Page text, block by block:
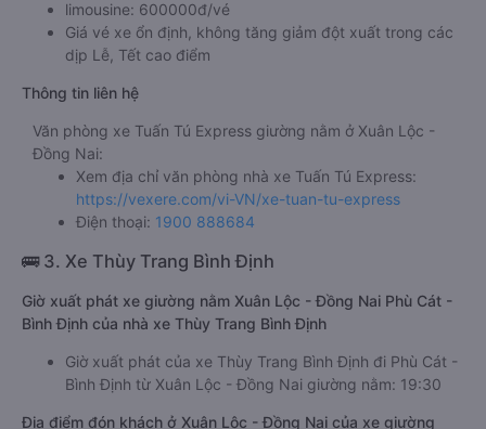
limousine: 600000đ/vé
Giá vé xe ổn định, không tăng giảm đột xuất trong các
dịp Lễ, Tết cao điểm
Thông tin liên hệ
Văn phòng xe Tuấn Tú Express giường nằm ở Xuân Lộc -
Đồng Nai:
Xem địa chỉ văn phòng nhà xe Tuấn Tú Express:
https://vexere.com/vi-VN/xe-tuan-tu-express
Điện thoại: 1900 888684
🚌 3. Xe Thùy Trang Bình Định
Giờ xuất phát xe giường nằm Xuân Lộc - Đồng Nai Phù Cát -
Bình Định của nhà xe Thùy Trang Bình Định
Giờ xuất phát của xe Thùy Trang Bình Định đi Phù Cát -
Bình Định từ Xuân Lộc - Đồng Nai giường nằm: 19:30
Địa điểm đón khách ở Xuân Lộc - Đồng Nai của xe giường